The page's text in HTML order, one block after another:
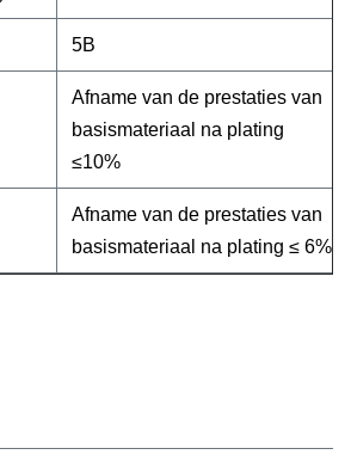
5B
Afname van de prestaties van
basismateriaal na plating
≤10%
Afname van de prestaties van
basismateriaal na plating ≤ 6%